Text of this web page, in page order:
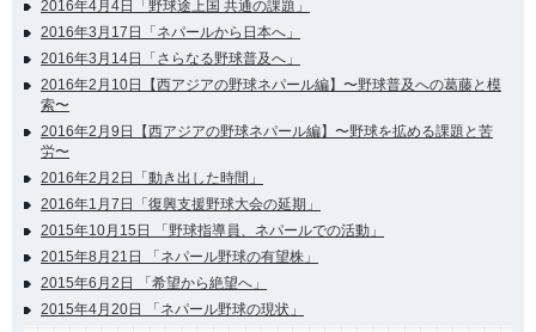
2016年4月4日「野球途上国 共通の課題」
2016年3月17日「ネパールから日本へ」
2016年3月14日「さらなる野球普及へ」
2016年2月10日【西アジアの野球ネパール編】〜野球普及への葛藤と模
索〜
2016年2月9日【西アジアの野球ネパール編】〜野球を拡める課題と苦
労〜
2016年2月2日「動き出した時間」
2016年1月7日「復興支援野球大会の延期」
2015年10月15日 「野球指導員、ネパールでの活動」
2015年8月21日 「ネパール野球の有望株」
2015年6月2日 「希望から絶望へ」
2015年4月20日 「ネパール野球の現状」